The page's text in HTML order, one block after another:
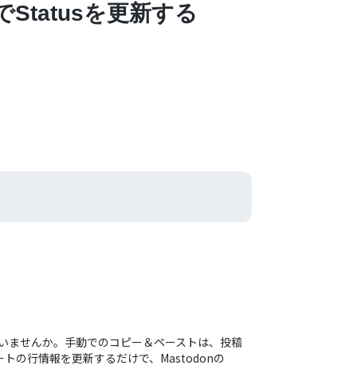
Statusを更新する
せんか。手動でのコピー＆ペーストは、投稿
の行情報を更新するだけで、Mastodonの